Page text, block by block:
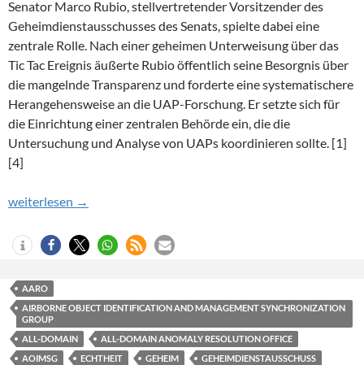
Senator Marco Rubio, stellvertretender Vorsitzender des
Geheimdienstausschusses des Senats, spielte dabei eine
zentrale Rolle. Nach einer geheimen Unterweisung über das
Tic Tac Ereignis äußerte Rubio öffentlich seine Besorgnis über
die mangelnde Transparenz und forderte eine systematischere
Herangehensweise an die UAP-Forschung. Er setzte sich für
die Einrichtung einer zentralen Behörde ein, die die
Untersuchung und Analyse von UAPs koordinieren sollte. [1]
[4]
UAP-Forschung im Wandel: Von der UAPTF zur AARO
weiterlesen →
AARO
AIRBORNE OBJECT IDENTIFICATION AND MANAGEMENT SYNCHRONIZATION
GROUP
ALL-DOMAIN
ALL-DOMAIN ANOMALY RESOLUTION OFFICE
AOIMSG
ECHTHEIT GEHEIM
GEHEIMDIENSTAUSSCHUSS